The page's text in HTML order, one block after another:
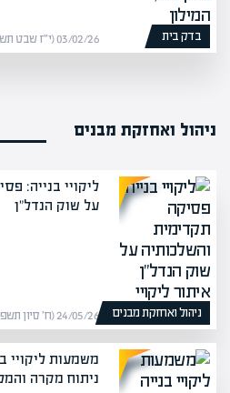
בדק בית 03/02/26 (י״ז שבט תשפ״ו) | מערכת אפיק
ניהול ואחזקת מבנים
ניהול ואחזקת מבנים
ליקויי בנייה:
על שוק הנדל"ן
24/05/26 (ח׳ סיון תשפ״ו) | מערכת אפיק
משמעות ליקויי
ניתוח מקרה